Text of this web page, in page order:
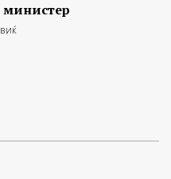
министер